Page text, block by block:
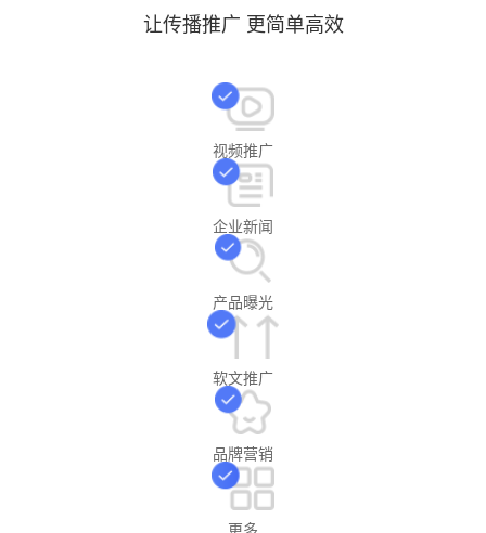
让传播推广 更简单高效
视频推广
企业新闻
产品曝光
软文推广
品牌营销
更多